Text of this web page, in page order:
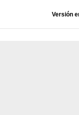
Versión